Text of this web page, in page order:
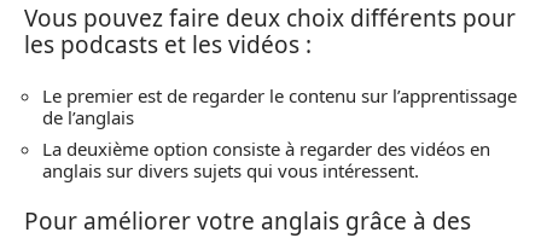
Vous pouvez faire deux choix différents pour
les podcasts et les vidéos :
Le premier est de regarder le contenu sur l’apprentissage
de l’anglais
La deuxième option consiste à regarder des vidéos en
anglais sur divers sujets qui vous intéressent.
Pour améliorer votre anglais grâce à des